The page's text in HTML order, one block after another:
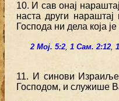
10. И сав онај
наста други
Господа ни дела која
2 Мој. 5:2, 1 Сам. 2:12,
11. И синови
Господом, и служише